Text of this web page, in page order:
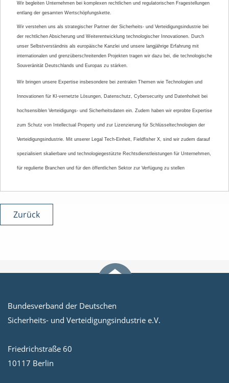
Wir begleiten Unternehmen bei komplexen rechtlichen und regulatorischen Fragestellungen
entlang der gesamten Wertschöpfungskette.
Wir verstehen uns als strategischer Partner der Sicherheits- und Verteidigungsindustrie bei
der rechtlichen Absicherung und Weiterentwicklung technologischer Innovationen. Durch
unser Selbstverständnis als europäische Kanzlei und unsere langjährige Erfahrung mit
internationalen und grenzüberschreitenden Projekten tragen wir dazu bei, die technologische
Souveränität Deutschlands und Europas zu stärken.
Wir bringen unsere Expertise insbesondere bei zentralen Themen wie Technologien und
Innovationen für KI-vernetzte Lösungen, Datenschutz, Cybersecurity und Datenhoheit bei
hochsensiblen Verteidigungs- und Sicherheitsdaten ein. Zudem haben wir erprobte Expertise
zum Schutz von Intellectual Property und zur Lizenzierung für Schlüsseltechnologien der
Verteidigungsindustrie. Mit unserer Legal Tech-Einheit, Fieldfisher X, sind wir zudem darauf
spezialisiert skalierbare und technologiegestützte Rechtsdienstleistungen für Unternehmen,
für regulierte Branchen und für den öffentlichen Sektor zur Verfügung zu stellen
Zurück
Bundesverband der Deutschen
Sicherheits- und Verteidigungsindustrie e.V.
Friedrichstraße 60
10117 Berlin